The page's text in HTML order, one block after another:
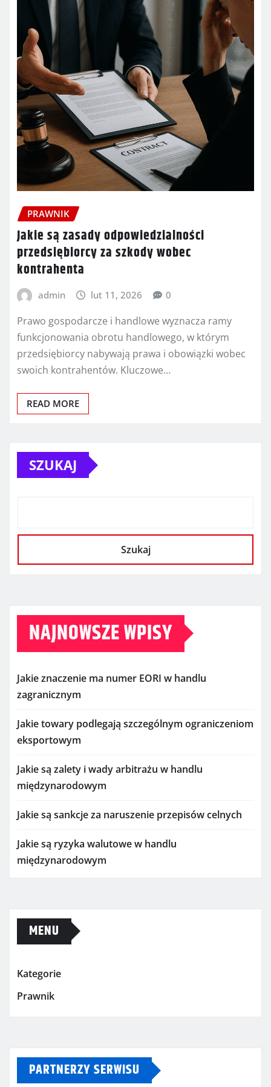
PRAWNIK
Jakie są zasady odpowiedzialności
przedsiębiorcy za szkody wobec
kontrahenta
admin lut 11, 2026 0
Prawo gospodarcze i handlowe wyznacza ramy
funkcjonowania obrotu handlowego, w którym
przedsiębiorcy nabywają prawa i obowiązki wobec
swoich kontrahentów. Kluczowe…
READ MORE
SZUKAJ
Szukaj
NAJNOWSZE WPISY
Jakie znaczenie ma numer EORI w handlu
zagranicznym
Jakie towary podlegają szczególnym ograniczeniom
eksportowym
Jakie są zalety i wady arbitrażu w handlu
międzynarodowym
Jakie są sankcje za naruszenie przepisów celnych
Jakie są ryzyka walutowe w handlu
międzynarodowym
MENU
Kategorie
Prawnik
PARTNERZY SERWISU